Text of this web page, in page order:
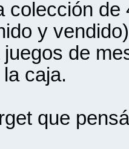
colección
y
juegos de
caja.
que